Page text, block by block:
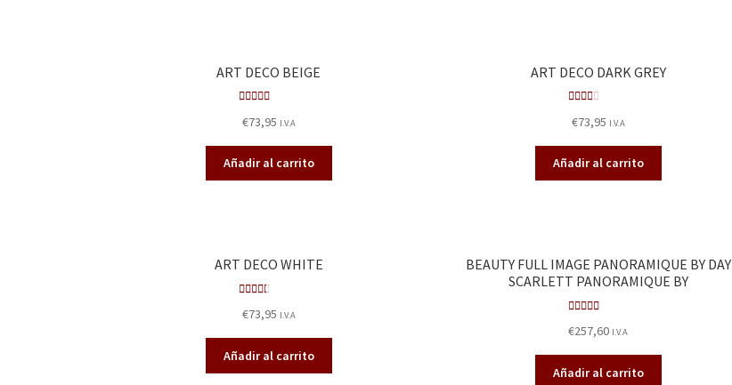
ART DECO BEIGE
en3.38
de 5
€73,95 I.V.A
Añadir al carrito
ART DECO DARK GREY
ado
en
2.00
de 5
€73,95 I.V.A
Añadir al carrito
ART DECO WHITE
ado
en
2.25
de 5
€73,95 I.V.A
Añadir al carrito
BEAUTY FULL IMAGE PANORAMIQUE BY DAY
SCARLETT PANORAMIQUE BY
do en
2.67de
5
€257,60 I.V.A
Añadir al carrito